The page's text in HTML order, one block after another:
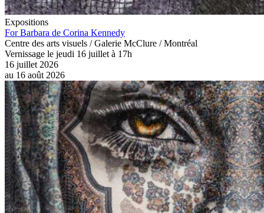
Expositions
For Barbara de Corina Kennedy
Centre des arts visuels / Galerie McClure / Montréal
Vernissage le jeudi 16 juillet à 17h
16 juillet 2026
au 16 août 2026